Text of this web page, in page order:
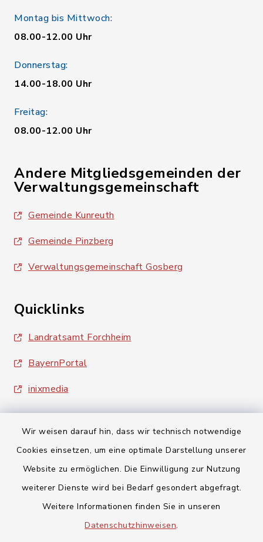
Wir weisen darauf hin, dass wir technisch notwendige
Cookies einsetzen, um eine optimale Darstellung unserer
Website zu ermöglichen. Die Einwilligung zur Nutzung
weiterer Dienste wird bei Bedarf gesondert abgefragt.
Weitere Informationen finden Sie in unseren
Datenschutzhinweisen.
Montag bis Mittwoch:
08.00-12.00 Uhr
Donnerstag:
14.00-18.00 Uhr
Freitag:
08.00-12.00 Uhr
Andere Mitgliedsgemeinden der
Verwaltungsgemeinschaft
Gemeinde Kunreuth
Gemeinde Pinzberg
Verwaltungsgemeinschaft Gosberg
Quicklinks
Landratsamt Forchheim
BayernPortal
inixmedia
Kontakt
Barrierefreiheit